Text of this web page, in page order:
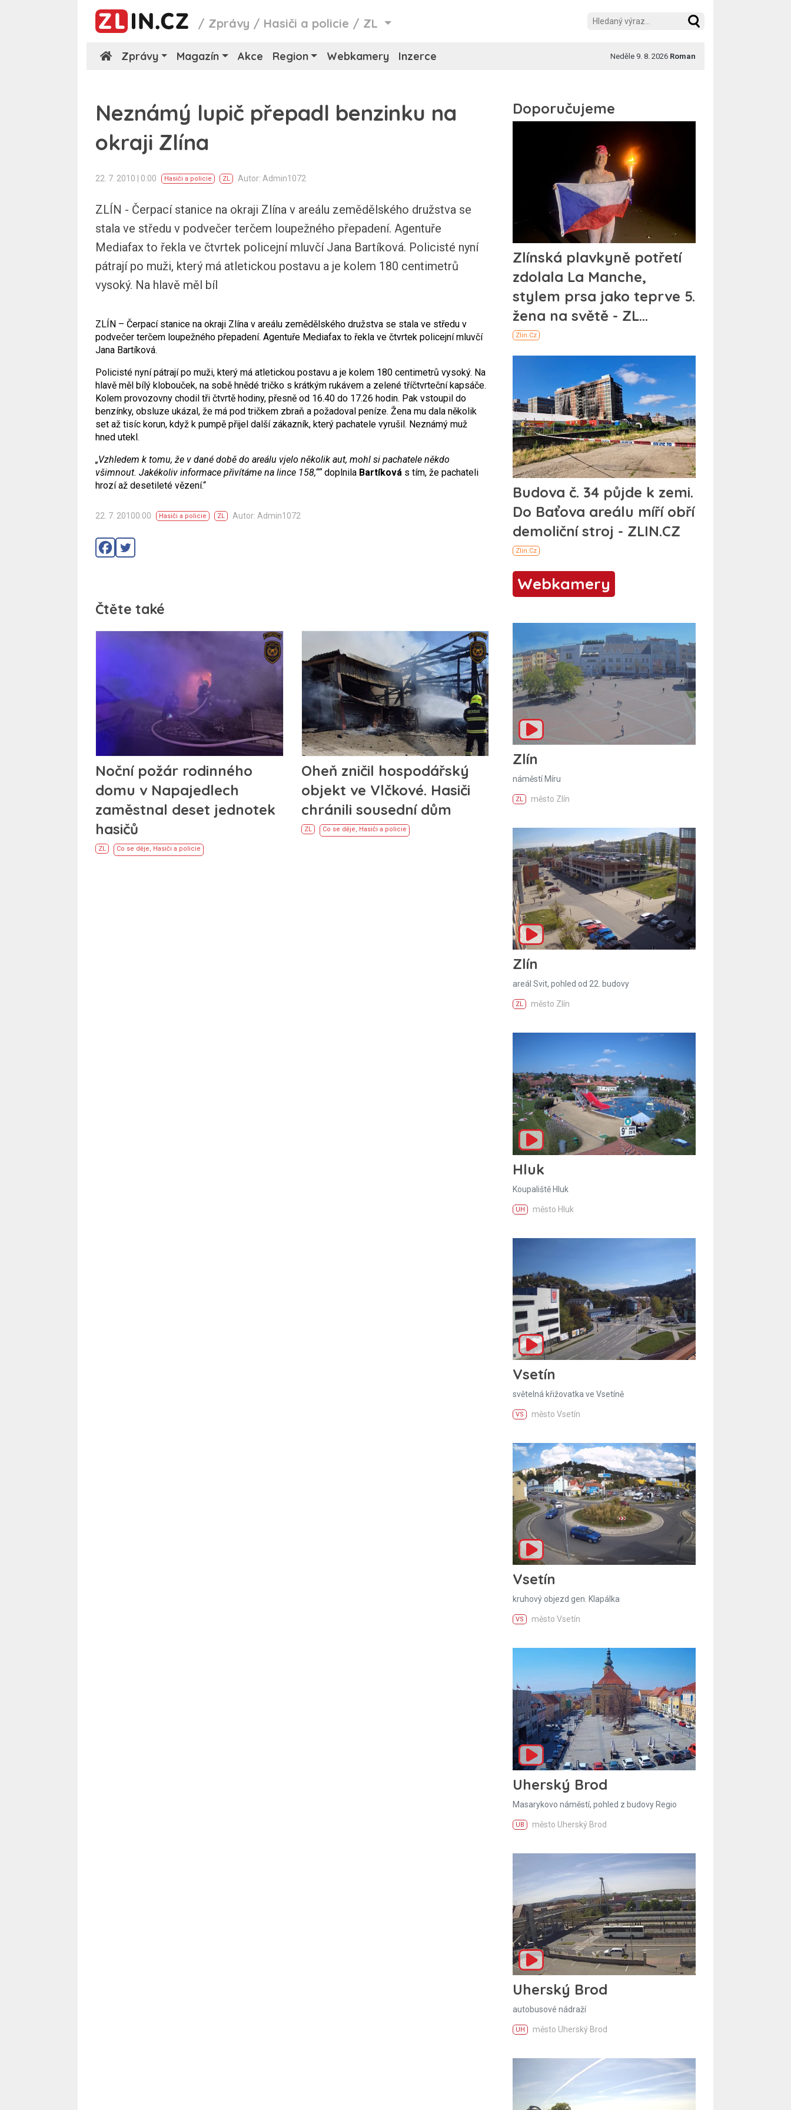
/ Zprávy / Hasiči a policie / ZL
Zprávy Magazín Akce Region Webkamery Inzerce Neděle 9. 8. 2026 Roman
Neznámý lupič přepadl benzinku na
okraji Zlína
22. 7. 2010 | 0:00 Hasiči a policie ZL Autor: Admin1072
ZLÍN - Čerpací stanice na okraji Zlína v areálu zemědělského družstva se
stala ve středu v podvečer terčem loupežného přepadení. Agentuře
Mediafax to řekla ve čtvrtek policejní mluvčí Jana Bartíková. Policisté nyní
pátrají po muži, který má atletickou postavu a je kolem 180 centimetrů
vysoký. Na hlavě měl bíl
ZLÍN – Čerpací stanice na okraji Zlína v areálu zemědělského družstva se stala ve středu v
podvečer terčem loupežného přepadení. Agentuře Mediafax to řekla ve čtvrtek policejní mluvčí
Jana Bartíková.
Policisté nyní pátrají po muži, který má atletickou postavu a je kolem 180 centimetrů vysoký. Na
hlavě měl bílý klobouček, na sobě hnědé tričko s krátkým rukávem a zelené tříčtvrteční kapsáče.
Kolem provozovny chodil tři čtvrtě hodiny, přesně od 16.40 do 17.26 hodin. Pak vstoupil do
benzínky, obsluze ukázal, že má pod tričkem zbraň a požadoval peníze. Žena mu dala několik
set až tisíc korun, když k pumpě přijel další zákazník, který pachatele vyrušil. Neznámý muž
hned utekl.
„Vzhledem k tomu, že v dané době do areálu vjelo několik aut, mohl si pachatele někdo
všimnout. Jakékoliv informace přivítáme na lince 158,““doplnila Bartíková s tím, že pachateli
hrozí až desetileté vězení.“
22. 7. 20100:00 Hasiči a policie ZL Autor: Admin1072
Čtěte také
Noční požár rodinného
domu v Napajedlech
zaměstnal deset jednotek
hasičů
ZL Co se děje, Hasiči a policie
Oheň zničil hospodářský
objekt ve Vlčkové. Hasiči
chránili sousední dům
ZL Co se děje, Hasiči a policie
Webkamery
Zlín
náměstí Míru
ZL město Zlín
Zlín
areál Svit, pohled od 22. budovy
ZL město Zlín
Hluk
Koupaliště Hluk
UH město Hluk
Vsetín
světelná křižovatka ve Vsetíně
VS město Vsetín
Vsetín
kruhový objezd gen. Klapálka
VS město Vsetín
Uherský Brod
Masarykovo náměstí, pohled z budovy Regio
UB město Uherský Brod
Uherský Brod
autobusové nádraží
UH město Uherský Brod